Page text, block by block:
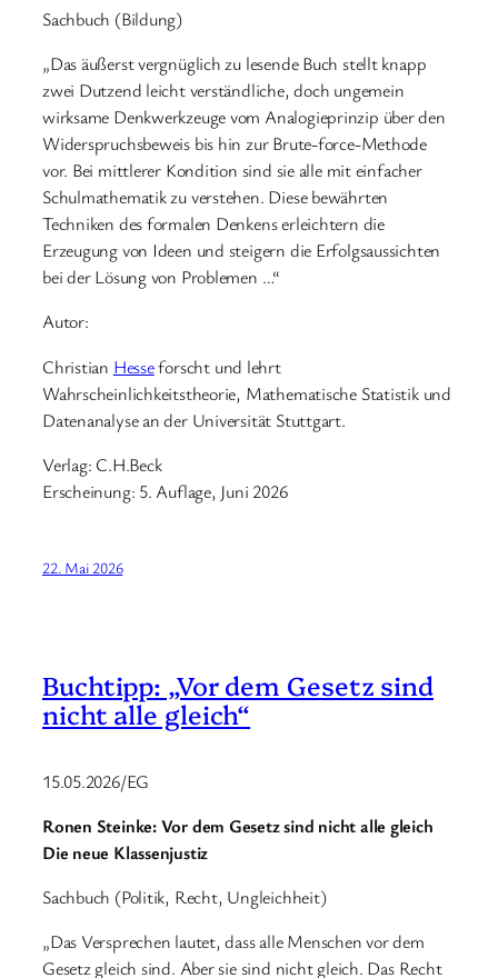
Sachbuch (Bildung)
„Das äußerst vergnüglich zu lesende Buch stellt knapp
zwei Dutzend leicht verständliche, doch ungemein
wirksame Denkwerkzeuge vom Analogieprinzip über den
Widerspruchsbeweis bis hin zur Brute-force-Methode
vor. Bei mittlerer Kondition sind sie alle mit einfacher
Schulmathematik zu verstehen. Diese bewährten
Techniken des formalen Denkens erleichtern die
Erzeugung von Ideen und steigern die Erfolgsaussichten
bei der Lösung von Problemen …“
Autor:
Christian Hesseforscht und lehrt
Wahrscheinlichkeitstheorie, Mathematische Statistik und
Datenanalyse an der Universität Stuttgart.
Verlag: C.H.Beck
Erscheinung: 5. Auflage, Juni 2026
22. Mai 2026
Buchtipp: „Vor dem Gesetz sind
nicht alle gleich“
15.05.2026/EG
Ronen Steinke: Vor dem Gesetz sind nicht alle gleich
Die neue Klassenjustiz
Sachbuch (Politik, Recht, Ungleichheit)
„Das Versprechen lautet, dass alle Menschen vor dem
Gesetz gleich sind. Aber sie sind nicht gleich. Das Recht